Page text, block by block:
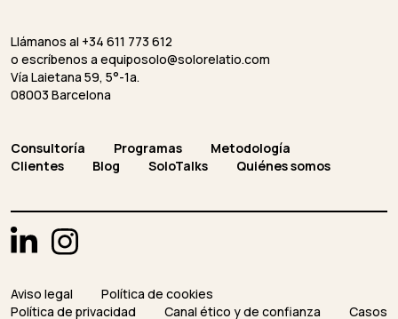
Llámanos al +34 611 773 612
o escríbenos a equiposolo@solorelatio.com
Vía Laietana 59, 5°-1a.
08003 Barcelona
Consultoría Programas
Metodología
Clientes
Blog SoloTalks Quiénes somos
Aviso legal
Política de cookies
Política de privacidad
Canal ético y de confianza Casos